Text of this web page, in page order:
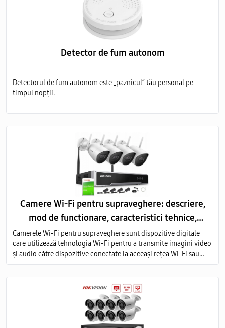
Detector de fum autonom
Detectorul de fum autonom este „paznicul” tău personal pe
timpul nopții.
Camere Wi-Fi pentru supraveghere: descriere,
mod de functionare, caracteristici tehnice,
avantaje
Camerele Wi-Fi pentru supraveghere sunt dispozitive digitale
care utilizează tehnologia Wi-Fi pentru a transmite imagini video
și audio către dispozitive conectate la aceeași rețea Wi-Fi sau
prin intermediul internetului.